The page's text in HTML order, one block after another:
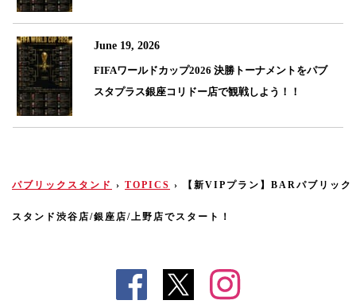
June 19, 2026
FIFAワールドカップ2026 決勝トーナメントをパブ
スタプラス銀座コリドー店で観戦しよう！！
パブリックスタンド › TOPICS › 【新VIPプラン】BARパブリック
スタンド渋谷店/銀座店/上野店でスタート！